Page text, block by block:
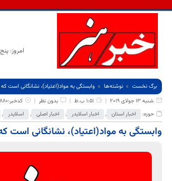
امروز: پنج‌شنبه
برگ نخست نوشته‌ها
وابستگی به مواد(اعتیاد)، نشانگانی
شنبه 13 جولای 2019
1:51 ب.ظ بدون نظر
کدخبر:27880
حوزه:
اخبار استان , اخبار اسلایدر , اخبار اصلی , اسلایدر ,
وابستگی به مواد(اعتیاد)، نشانگانی